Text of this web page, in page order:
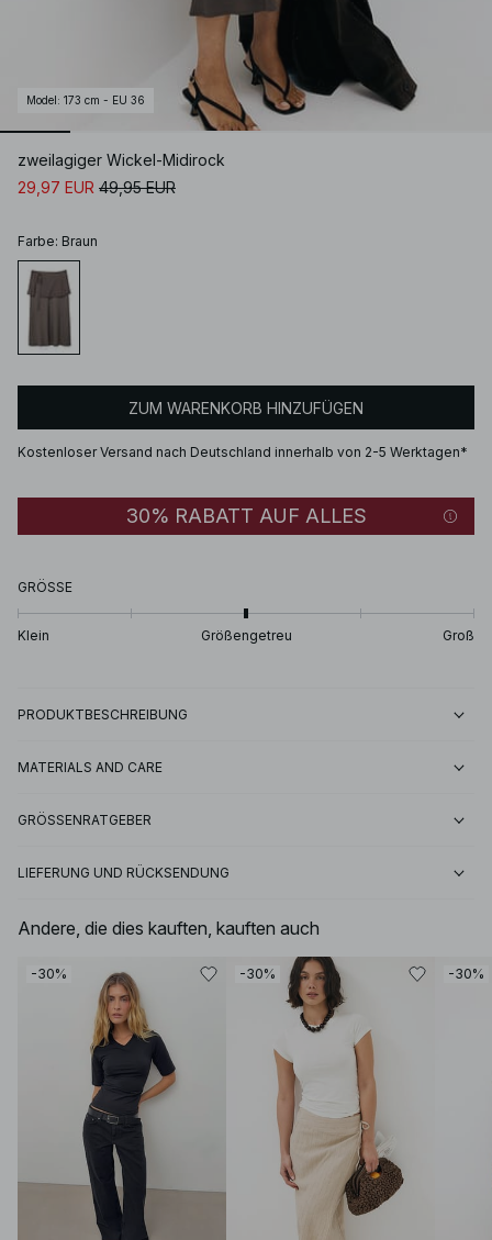
Model : 173 cm - EU 36
zweilagiger Wickel-Midirock
29,97 EUR 49,95 EUR
Farbe: Braun
ZUM WARENKORB HINZUFÜGEN
Kostenloser Versand nach Deutschland innerhalb von 2-5 Werktagen*
30% RABATT AUF ALLES
GRÖSSE
Klein Größengetreu Groß
PRODUKTBESCHREIBUNG
MATERIALS AND CARE
GRÖSSENRATGEBER
LIEFERUNG UND RÜCKSENDUNG
Andere, die dies kauften, kauften auch
-30% -30% -30%